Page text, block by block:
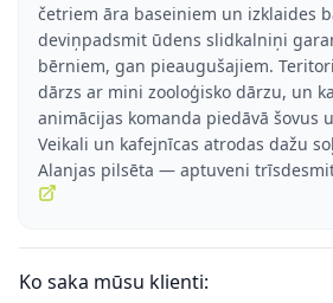
četriem āra baseiniem un izklaides
deviņpadsmit ūdens slidkalniņi
bērniem, gan pieaugušajiem.
dārzs ar mini zooloģisko dārzu, un
animācijas komanda piedāvā šovus
Veikali un kafejnīcas atrodas dažu
Alanjas pilsēta — aptuveni
Ko saka mūsu klienti: